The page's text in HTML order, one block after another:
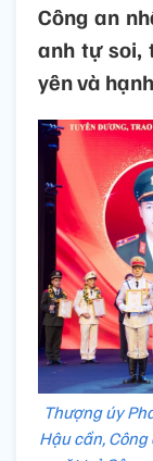
Công an
anh tự soi,
yên và
Thượng úy
Hậu cần,